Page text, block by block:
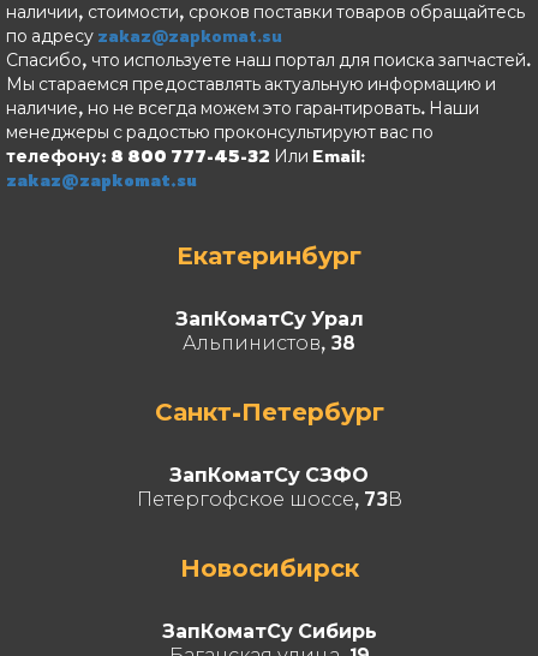
наличии, стоимости, сроков поставки товаров обращайтесь
по адресу zakaz@zapkomat.su
Спасибо, что используете наш портал для поиска запчастей.
Мы стараемся предоставлять актуальную информацию и
наличие, но не всегда можем это гарантировать. Наши
менеджеры с радостью проконсультируют вас по
телефону: 8 800 777-45-32 Или Email:
zakaz@zapkomat.su
Екатеринбург
ЗапКоматСу Урал
Альпинистов, 38
Санкт-Петербург
ЗапКоматСу СЗФО
Петергофское шоссе, 73В
Новосибирск
ЗапКоматСу Сибирь